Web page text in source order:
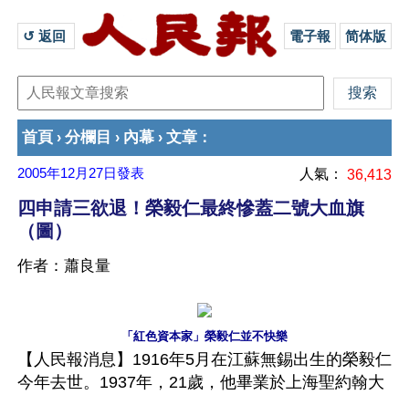
↺ 返回 電子報 简体版
首頁 › 分欄目 › 內幕 › 文章 ：
2005年12月27日發表 人氣： 36,413
四申請三欲退！榮毅仁最終慘蓋二號大血旗
（圖）
作者：蕭良量
「紅色資本家」榮毅仁並不快樂
【人民報消息】1916年5月在江蘇無錫出生的榮毅仁
今年去世。1937年，21歲，他畢業於上海聖約翰大